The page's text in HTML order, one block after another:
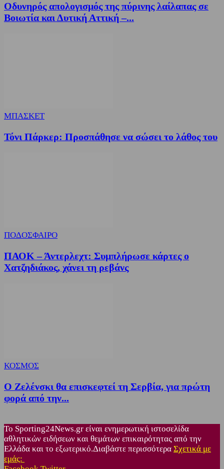
Οδυνηρός απολογισμός της πύρινης λαίλαπας σε
Βοιωτία και Δυτική Αττική –...
ΜΠΑΣΚΕΤ
Τόνι Πάρκερ: Προσπάθησε να σώσει το λάθος του
ΠΟΔΟΣΦΑΙΡΟ
ΠΑΟΚ – Άντερλεχτ: Συμπλήρωσε κάρτες ο
Χατζηδιάκος, χάνει τη ρεβάνς
ΚΟΣΜΟΣ
Ο Ζελένσκι θα επισκεφτεί τη Σερβία, για πρώτη
φορά από την...
Το Sporting24News.gr είναι ενημερωτική ιστοσελίδα
αθλητικών ειδήσεων και θεμάτων επικαιρότητας από την
Ελλάδα και το εξωτερικό.Διαβάστε περισσότερα Σχετικά με
εμάς: